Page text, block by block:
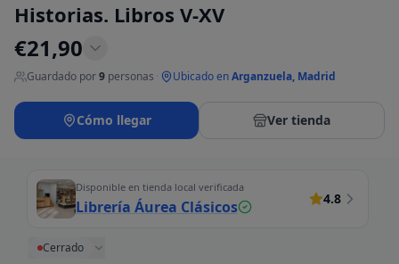
Historias. Libros V-XV
€21,90
Guardado por9 personas Ubicado enArganzuela, Madrid
Cómo llegar Ver tienda
Disponible en tienda local verificada
Librería Áurea Clásicos 4.8
Cerrado